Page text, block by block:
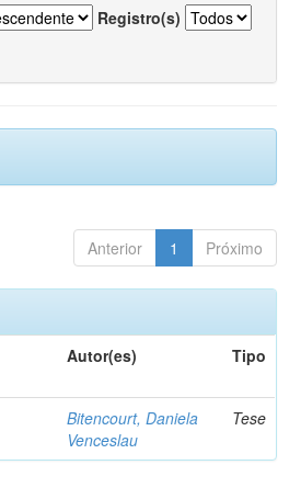
Registro(s)
Anterior 1 Próximo
Autor(es) Tipo
Bitencourt, Daniela
Venceslau
Tese